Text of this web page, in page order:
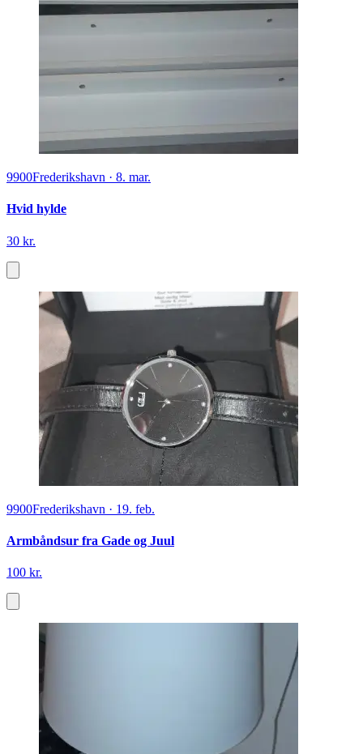
9900Frederikshavn · 8. mar.
Hvid hylde
30 kr.
9900Frederikshavn · 19. feb.
Armbåndsur fra Gade og Juul
100 kr.